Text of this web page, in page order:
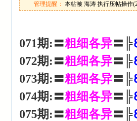
管理提醒： 本帖被 海涛 执行压帖操作
071期:〓粗细各异〓╠
072期:〓粗细各异〓╠
073期:〓粗细各异〓╠
074期:〓粗细各异〓╠
075期:〓粗细各异〓╠